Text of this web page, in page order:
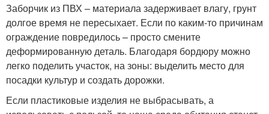
Заборчик из ПВХ – материала задерживает влагу, грунт
долгое время не пересыхает. Если по каким-то причинам
ограждение повредилось – просто смените
деформированную деталь. Благодаря бордюру можно
легко поделить участок, на зоны: выделить место для
посадки культур и создать дорожки.
Если пластиковые изделия не выбрасывать, а